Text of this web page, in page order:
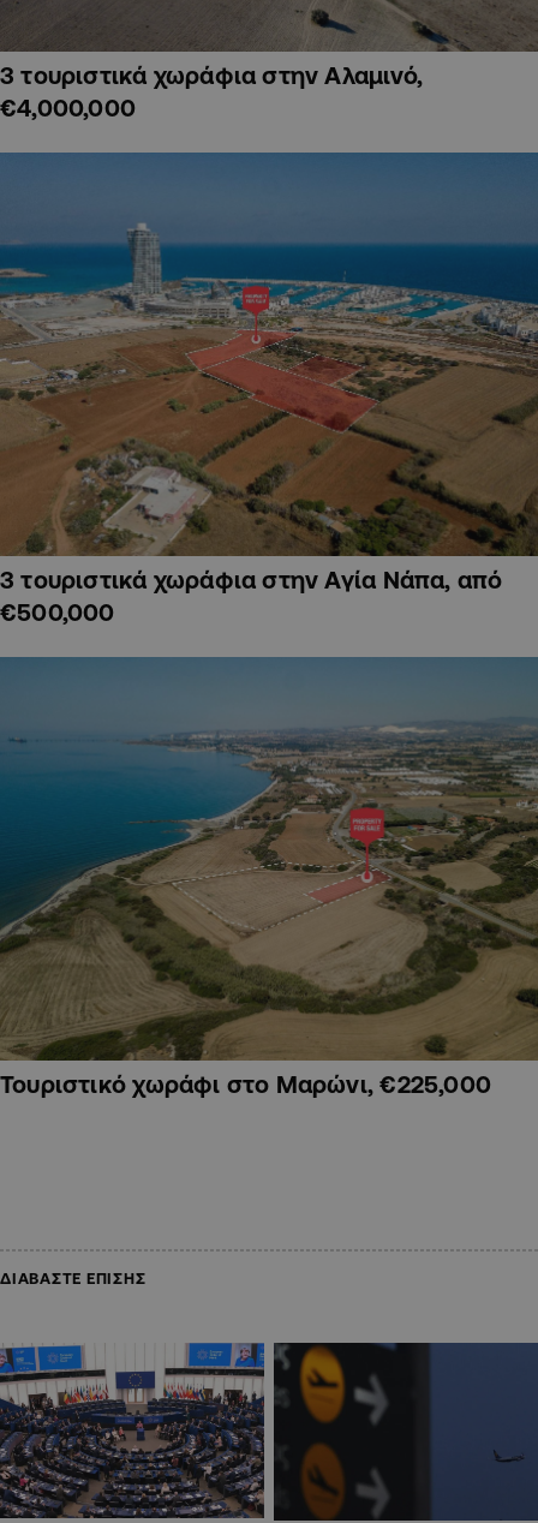
3 τουριστικά χωράφια στην Αλαμινό,
€4,000,000
3 τουριστικά χωράφια στην Αγία Νάπα, από
€500,000
Τουριστικό χωράφι στο Μαρώνι, €225,000
ΔΙΑΒΑΣΤΕ ΕΠΙΣΗΣ